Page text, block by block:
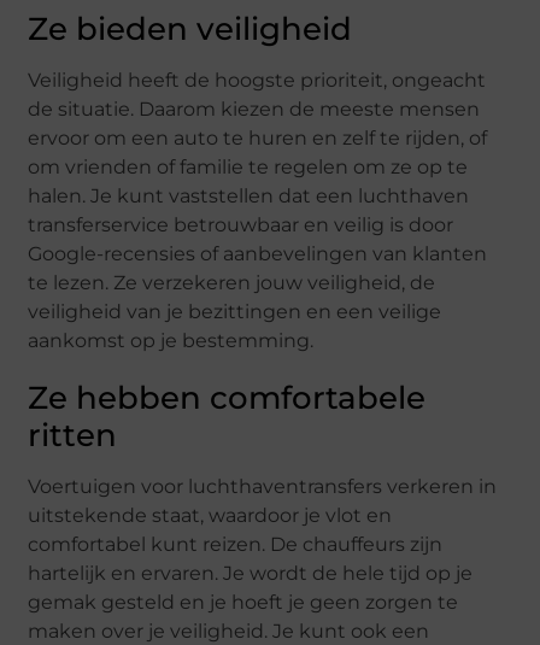
Ze bieden veiligheid
Veiligheid heeft de hoogste prioriteit, ongeacht
de situatie. Daarom kiezen de meeste mensen
ervoor om een ​​auto te huren en zelf te rijden, of
om vrienden of familie te regelen om ze op te
halen. Je kunt vaststellen dat een luchthaven
transferservice betrouwbaar en veilig is door
Google-recensies of aanbevelingen van klanten
te lezen. Ze verzekeren jouw veiligheid, de
veiligheid van je bezittingen en een veilige
aankomst op je bestemming.
Ze hebben comfortabele
ritten
Voertuigen voor luchthaventransfers verkeren in
uitstekende staat, waardoor je vlot en
comfortabel kunt reizen. De chauffeurs zijn
hartelijk en ervaren. Je wordt de hele tijd op je
gemak gesteld en je hoeft je geen zorgen te
maken over je veiligheid. Je kunt ook een